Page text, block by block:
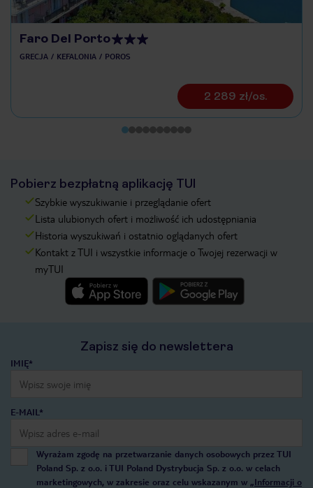
Faro Del Porto
GRECJA KEFALONIA POROS
2 289 zł/os.
Pobierz bezpłatną aplikację TUI
Szybkie wyszukiwanie i przeglądanie ofert
Lista ulubionych ofert i możliwość ich udostępniania
Historia wyszukiwań i ostatnio oglądanych ofert
Kontakt z TUI i wszystkie informacje o Twojej rezerwacji w
myTUI
Zapisz się do newslettera
IMIĘ*
E-MAIL*
Wyrażam zgodę na przetwarzanie danych osobowych przez TUI
Poland Sp. z o.o. i TUI Poland Dystrybucja Sp. z o.o. w celach
marketingowych, w zakresie oraz celu wskazanym w „Informacji o